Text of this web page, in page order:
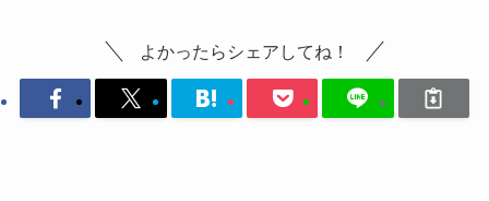
よかったらシェアしてね！